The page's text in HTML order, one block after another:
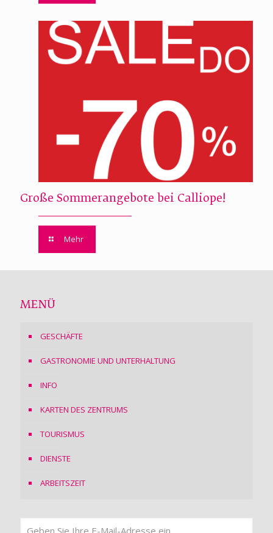
Große Sommerangebote bei Calliope!
Mehr
MENÜ
GESCHÄFTE
GASTRONOMIE UND UNTERHALTUNG
INFO
KARTEN DES ZENTRUMS
TOURISMUS
DIENSTE
ARBEITSZEIT